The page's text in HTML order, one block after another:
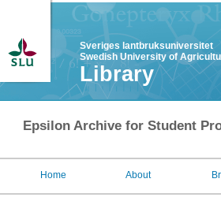
Sveriges lantbruksuniversitet
Swedish University of
Library
Epsilon Archive for Student
Home About